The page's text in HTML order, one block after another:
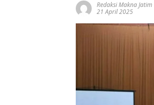
Redaksi Makna Jatim
21 April 2025